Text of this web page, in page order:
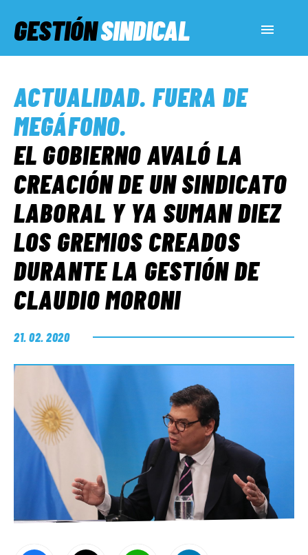
GESTIÓNSINDICAL
SERVICIOS SOCIALES
INFORMES ESPECIALES
FUERA DE MEGÁFONO
EL LADO «G»
ACTUALIDAD. FUERA DE
MEGÁFONO.
EL GOBIERNO AVALÓ LA
CREACIÓN DE UN SINDICATO
LABORAL Y YA SUMAN DIEZ
LOS GREMIOS CREADOS
DURANTE LA GESTIÓN DE
CLAUDIO MORONI
21. 02. 2020